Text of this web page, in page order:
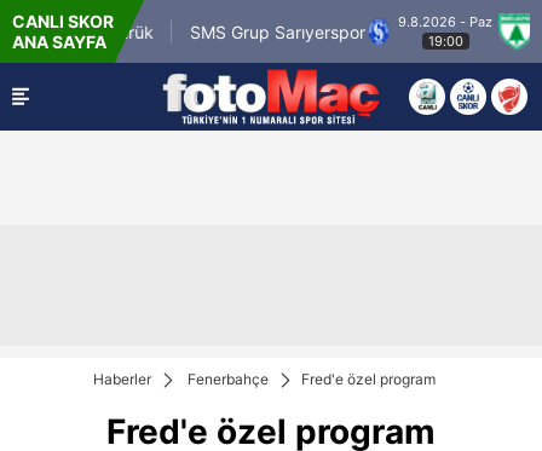
CANLI SKOR
ANA SAYFA
Karagümrük SMS Grup Sarıyerspor
9.8.2026 - Paz
19:00
Haberler Fenerbahçe Fred'e özel program
Fred'e özel program